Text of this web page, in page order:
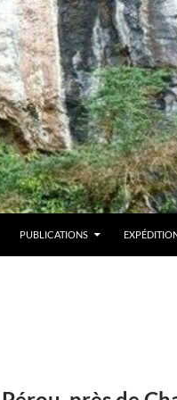
PUBLICATIONS